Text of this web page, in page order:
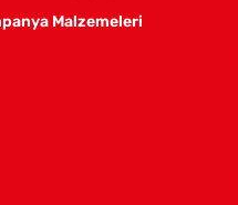
Malzemeleri